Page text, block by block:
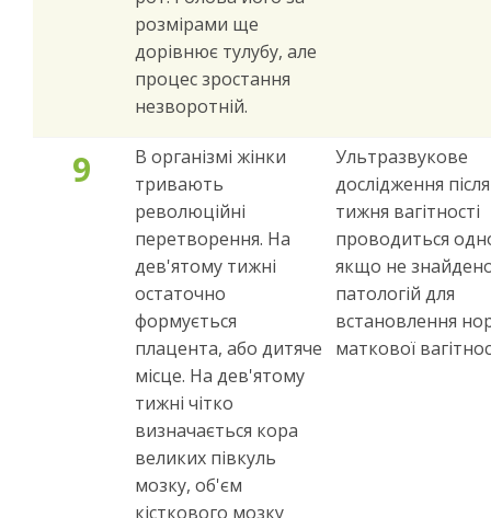
розмірами ще
дорівнює тулубу, але
процес зростання
незворотній.
9
В організмі жінки
тривають
революційні
перетворення. На
дев'ятому тижні
остаточно
формується
плацента, або дитяче
місце. На дев'ятому
тижні чітко
визначається кора
великих півкуль
мозку, об'єм
кісткового мозку
Ультразвукове
дослідження
тижня вагітності
проводиться
якщо не
патологій для
встановлення
маткової